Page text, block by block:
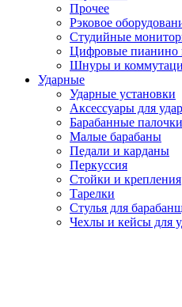
Прочее
Рэковое
Студийные
Цифровые пианино
Шнуры и
Ударные
Ударные установки
Аксессуары для
Барабанные палочки
Малые барабаны
Педали и карданы
Перкуссия
Стойки и крепления
Тарелки
Стулья для
Чехлы и кейсы для